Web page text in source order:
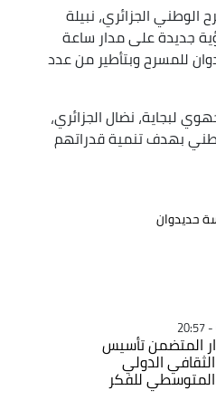
الجزائري، نبيلة
جديدة على مدار ساعة
منتسبي مدرسة حديدوان للمسرح وبتأطير من عدد
لبجاية، نضال الجزائري،
بهدف تنمية قدراتهم
حديدوان
المتضمن تأسيس
الدولي
للفكر